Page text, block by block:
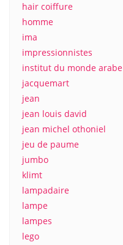
hair coiffure
homme
ima
impressionnistes
institut du monde arabe
jacquemart
jean
jean louis david
jean michel othoniel
jeu de paume
jumbo
klimt
lampadaire
lampe
lampes
lego